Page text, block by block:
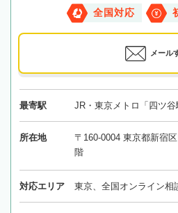
全国対応
メール
最寄駅 JR・東京メトロ「四ツ谷
所在地
〒160-0004 東京都新宿
階
対応エリア 東京、全国オンライン相